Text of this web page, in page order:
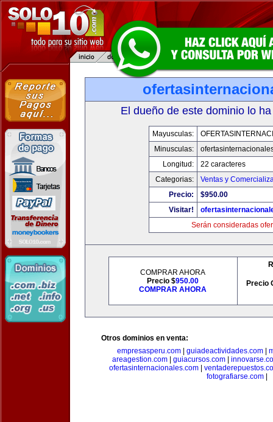
El dueño de este dominio lo
Mayusculas:
Minusculas:
Longitud:
22 caracteres
Categorias:
Ventas y
Precio:
$950.00
Visitar!
Serán consideradas
COMPRAR AHORA
Precio $950.00
COMPRAR AHORA
Precio
Otros dominios en venta:
empresasperu.com| guiadeactividades.com|
areagestion.com| guiacursos.com|
ofertasinternacionales.com|
fotografiarse.com